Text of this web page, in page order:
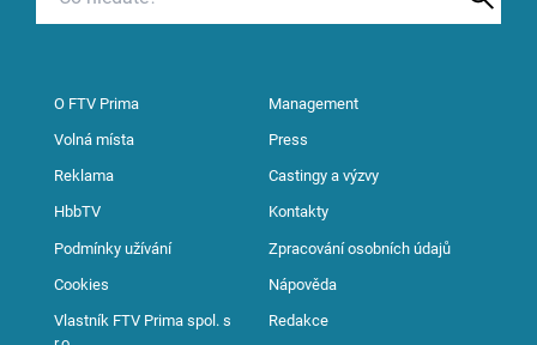
O FTV Prima Management
Volná místa Press
Reklama Castingy a výzvy
HbbTV Kontakty
Podmínky užívání Zpracování osobních údajů
Cookies Nápověda
Vlastník FTV Prima spol. s
Redakce